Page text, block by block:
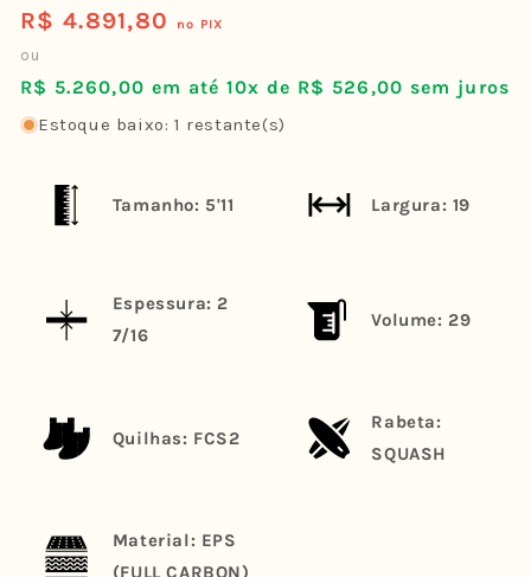
Preço
normal
R$ 4.891,80 no PIX
ou
R$ 5.260,00 em até 10x de R$ 526,00 sem juros
Estoque baixo: 1 restante(s)
Tamanho: 5'11 Largura: 19
Espessura: 2
7/16
Volume: 29
Quilhas: FCS2
Rabeta:
SQUASH
Material: EPS
(FULL CARBON)